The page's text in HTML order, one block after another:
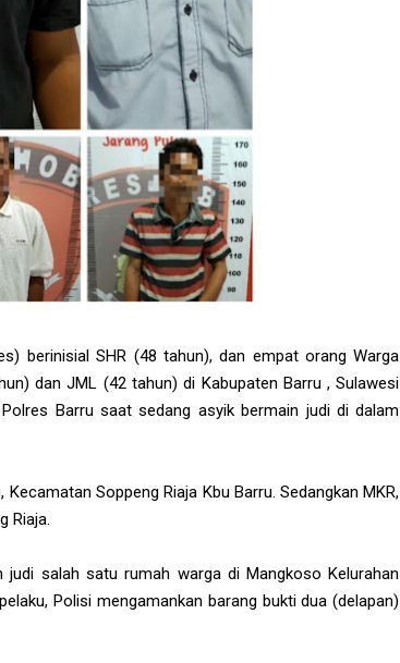
berinisial SHR (48 tahun), dan empat orang Warga
dan JML (42 tahun) di Kabupaten Barru , Sulawesi
Barru saat sedang asyik bermain judi di dalam
Soppeng Riaja Kbu Barru. Sedangkan MKR,
Riaja.
salah satu rumah warga di Mangkoso Kelurahan
Polisi mengamankan barang bukti dua (delapan)